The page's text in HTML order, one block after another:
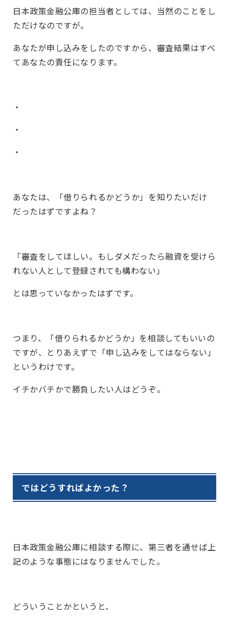
日本政策金融公庫の担当者としては、当然のことをし
ただけなのですが。
あなたが申し込みをしたのですから、審査結果はすべ
てあなたの責任になります。
・
・
・
あなたは、「借りられるかどうか」を知りたいだけ
だったはずですよね？
「審査をしてほしい。もしダメだったら融資を受けら
れない人として登録されても構わない」
とは思っていなかったはずです。
つまり、「借りられるかどうか」を相談してもいいの
ですが、とりあえずで「申し込みをしてはならない」
というわけです。
イチかバチかで勝負したい人はどうぞ。
ではどうすればよかった？
日本政策金融公庫に相談する際に、第三者を通せば上
記のような事態にはなりませんでした。
どういうことかというと、